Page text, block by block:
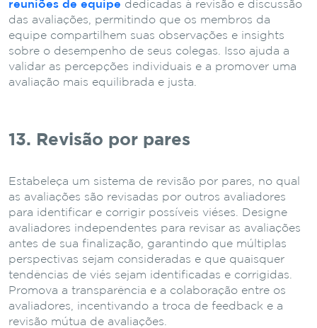
reuniões de equipe dedicadas à revisão e discussão
das avaliações, permitindo que os membros da
equipe compartilhem suas observações e insights
sobre o desempenho de seus colegas. Isso ajuda a
validar as percepções individuais e a promover uma
avaliação mais equilibrada e justa.
13. Revisão por pares
Estabeleça um sistema de revisão por pares, no qual
as avaliações são revisadas por outros avaliadores
para identificar e corrigir possíveis viéses. Designe
avaliadores independentes para revisar as avaliações
antes de sua finalização, garantindo que múltiplas
perspectivas sejam consideradas e que quaisquer
tendências de viés sejam identificadas e corrigidas.
Promova a transparência e a colaboração entre os
avaliadores, incentivando a troca de feedback e a
revisão mútua de avaliações.